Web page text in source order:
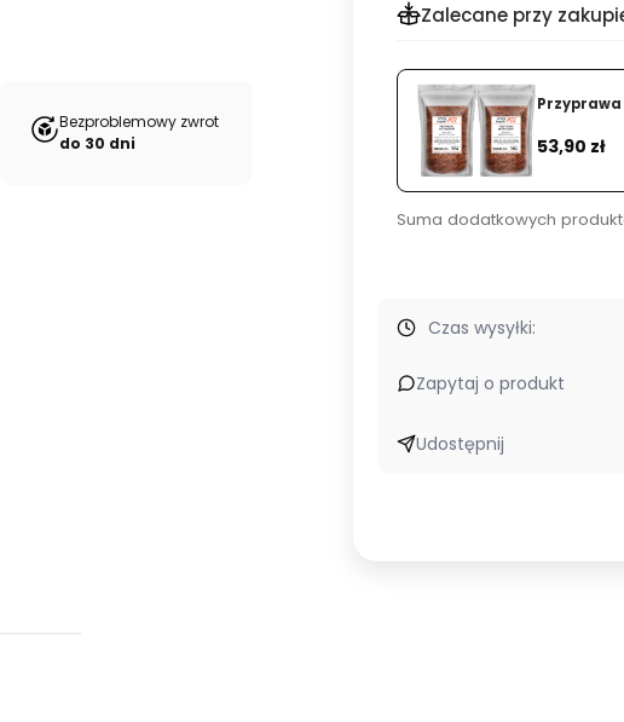
Bezproblemowy zwrot
do 30 dni
Zalecane przy
Przyprawa
Cena
53,90 zł
Suma dodatkowych
Czas wysyłki:
Zapytaj o produkt
Udostępnij